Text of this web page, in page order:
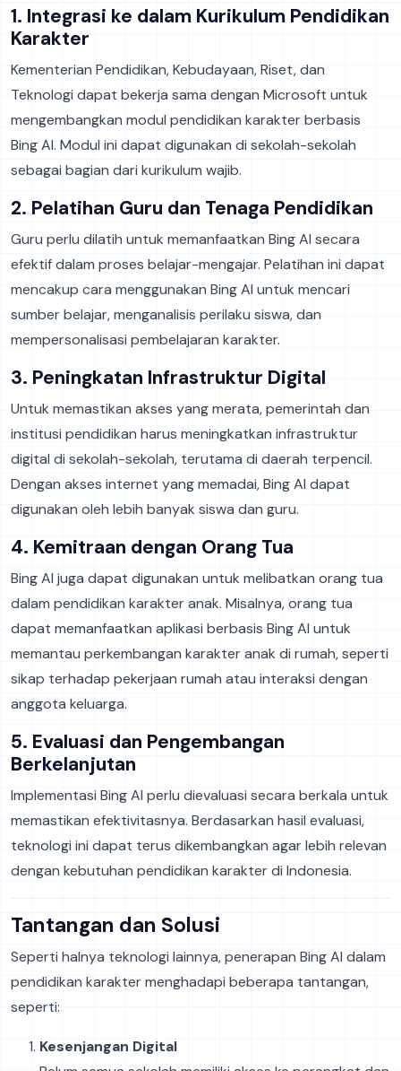
1. Integrasi ke dalam Kurikulum Pendidikan
Karakter
Kementerian Pendidikan, Kebudayaan, Riset, dan
Teknologi dapat bekerja sama dengan Microsoft untuk
mengembangkan modul pendidikan karakter berbasis
Bing AI. Modul ini dapat digunakan di sekolah-sekolah
sebagai bagian dari kurikulum wajib.
2. Pelatihan Guru dan Tenaga Pendidikan
Guru perlu dilatih untuk memanfaatkan Bing AI secara
efektif dalam proses belajar-mengajar. Pelatihan ini dapat
mencakup cara menggunakan Bing AI untuk mencari
sumber belajar, menganalisis perilaku siswa, dan
mempersonalisasi pembelajaran karakter.
3. Peningkatan Infrastruktur Digital
Untuk memastikan akses yang merata, pemerintah dan
institusi pendidikan harus meningkatkan infrastruktur
digital di sekolah-sekolah, terutama di daerah terpencil.
Dengan akses internet yang memadai, Bing AI dapat
digunakan oleh lebih banyak siswa dan guru.
4. Kemitraan dengan Orang Tua
Bing AI juga dapat digunakan untuk melibatkan orang tua
dalam pendidikan karakter anak. Misalnya, orang tua
dapat memanfaatkan aplikasi berbasis Bing AI untuk
memantau perkembangan karakter anak di rumah, seperti
sikap terhadap pekerjaan rumah atau interaksi dengan
anggota keluarga.
5. Evaluasi dan Pengembangan
Berkelanjutan
Implementasi Bing AI perlu dievaluasi secara berkala untuk
memastikan efektivitasnya. Berdasarkan hasil evaluasi,
teknologi ini dapat terus dikembangkan agar lebih relevan
dengan kebutuhan pendidikan karakter di Indonesia.
Tantangan dan Solusi
Seperti halnya teknologi lainnya, penerapan Bing AI dalam
pendidikan karakter menghadapi beberapa tantangan,
seperti:
Kesenjangan Digital